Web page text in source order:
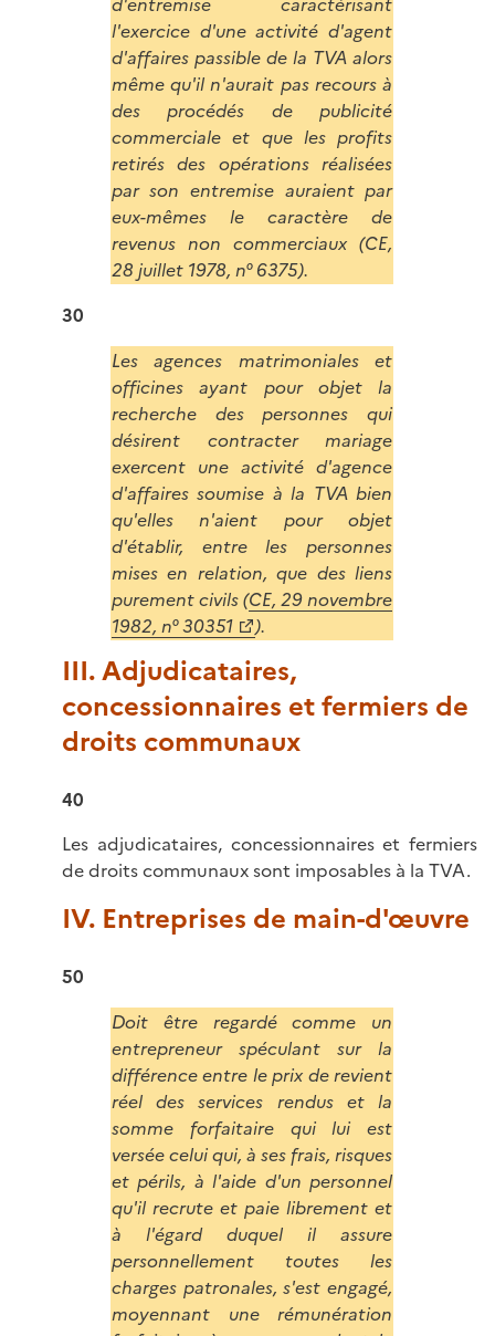
l'exercice d'une activité d'agent
d'affaires passible de la TVA alors
même qu'il n'aurait pas recours à
des procédés de publicité
commerciale et que les profits
retirés des opérations réalisées
par son entremise auraient par
eux-mêmes le caractère de
revenus non commerciaux (CE,
28 juillet 1978, n° 6375).
30
Les agences matrimoniales et
officines ayant pour objet la
recherche des personnes qui
désirent contracter mariage
exercent une activité d'agence
d'affaires soumise à la TVA bien
qu'elles n'aient pour objet
d'établir, entre les personnes
mises en relation, que des liens
purement civils (CE, 29 novembre
1982, n° 30351
).
III. Adjudicataires,
concessionnaires et fermiers de
droits communaux
40
Les adjudicataires, concessionnaires et fermiers
de droits communaux sont imposables à la TVA.
IV. Entreprises de main-d'œuvre
50
Doit être regardé comme un
entrepreneur spéculant sur la
différence entre le prix de revient
réel des services rendus et la
somme forfaitaire qui lui est
versée celui qui, à ses frais, risques
et périls, à l'aide d'un personnel
qu'il recrute et paie librement et
à l'égard duquel il assure
personnellement toutes les
charges patronales, s'est engagé,
moyennant une rémunération